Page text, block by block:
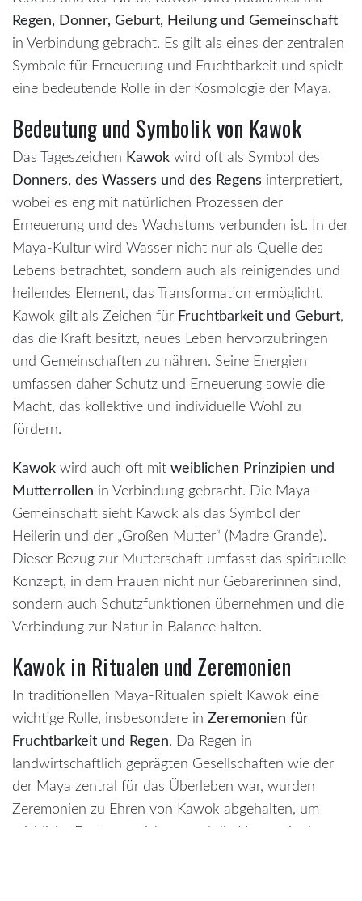
Regen, Donner, Geburt, Heilung und Gemeinschaft
in Verbindung gebracht. Es gilt als eines der zentralen
Symbole für Erneuerung und Fruchtbarkeit und spielt
eine bedeutende Rolle in der Kosmologie der Maya.
Bedeutung und Symbolik von Kawok
Das Tageszeichen Kawok wird oft als Symbol des
Donners, des Wassers und des Regens interpretiert,
wobei es eng mit natürlichen Prozessen der
Erneuerung und des Wachstums verbunden ist. In der
Maya-Kultur wird Wasser nicht nur als Quelle des
Lebens betrachtet, sondern auch als reinigendes und
heilendes Element, das Transformation ermöglicht.
Kawok gilt als Zeichen für Fruchtbarkeit und Geburt,
das die Kraft besitzt, neues Leben hervorzubringen
und Gemeinschaften zu nähren. Seine Energien
umfassen daher Schutz und Erneuerung sowie die
Macht, das kollektive und individuelle Wohl zu
fördern.
Kawok wird auch oft mit weiblichen Prinzipien und
Mutterrollen in Verbindung gebracht. Die Maya-
Gemeinschaft sieht Kawok als das Symbol der
Heilerin und der „Großen Mutter“ (Madre Grande).
Dieser Bezug zur Mutterschaft umfasst das spirituelle
Konzept, in dem Frauen nicht nur Gebärerinnen sind,
sondern auch Schutzfunktionen übernehmen und die
Verbindung zur Natur in Balance halten.
Kawok in Ritualen und Zeremonien
In traditionellen Maya-Ritualen spielt Kawok eine
wichtige Rolle, insbesondere in Zeremonien für
Fruchtbarkeit und Regen. Da Regen in
landwirtschaftlich geprägten Gesellschaften wie der
der Maya zentral für das Überleben war, wurden
Zeremonien zu Ehren von Kawok abgehalten, um